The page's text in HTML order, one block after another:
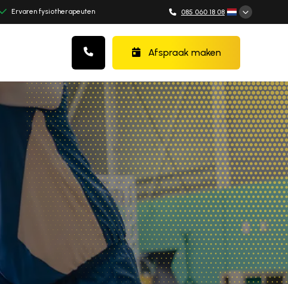
Ervaren fysiotherapeuten 085 060 18 08
Afspraak maken